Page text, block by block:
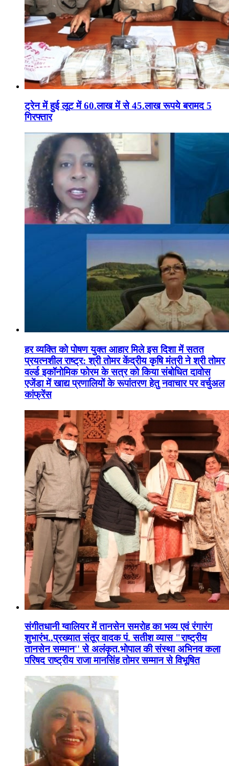
ट्रेन में हुई लूट में 60.लाख में से 45.लाख रूपये बरामद 5
गिरफ्तार
हर व्यक्ति को पोषण युक्त आहार मिले इस दिशा में सतत
प्रयत्नशील राष्ट्र: श्री तोमर केंद्रीय कृषि मंत्री ने श्री तोमर
वर्ल्ड इकॉनोमिक फोरम के सत्र को किया संबोधित दावोस
एजेंडा में खाद्य प्रणालियों के रूपांतरण हेतु नवाचार पर वर्चुअल
कांफ्रेंस
संगीतधानी ग्वालियर में तानसेन समरोह का भव्य एवं रंगारंग
शुभारंभ..प्रख्यात संतूर वादक पं. सतीश व्यास "राष्ट्रीय
तानसेन सम्मान'' से अलंकृत.भोपाल की संस्था अभिनव कला
परिषद राष्ट्रीय राजा मानसिंह तोमर सम्मान से विभूषित